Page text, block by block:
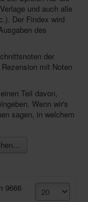
und auch alle
Der Findex wird
des
der
mit Noten
Teil davon,
Wenn wir's
sagen, in welchem
9666